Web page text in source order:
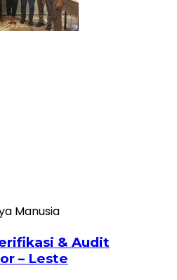
Manusia
& Audit
– Leste